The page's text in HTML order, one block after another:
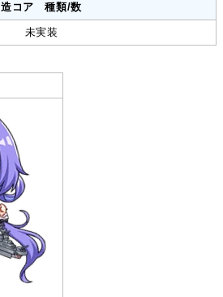
造コア 種類/数
未実装